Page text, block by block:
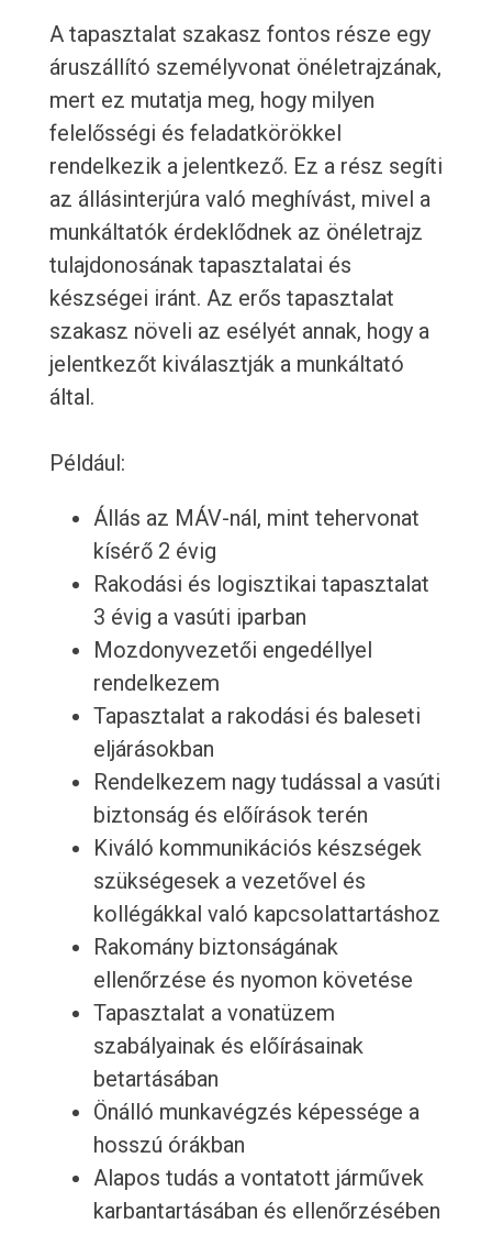
A tapasztalat szakasz fontos része egy
áruszállító személyvonat önéletrajzának,
mert ez mutatja meg, hogy milyen
felelősségi és feladatkörökkel
rendelkezik a jelentkező. Ez a rész segíti
az állásinterjúra való meghívást, mivel a
munkáltatók érdeklődnek az önéletrajz
tulajdonosának tapasztalatai és
készségei iránt. Az erős tapasztalat
szakasz növeli az esélyét annak, hogy a
jelentkezőt kiválasztják a munkáltató
által.
Például:
Állás az MÁV-nál, mint tehervonat
kísérő 2 évig
Rakodási és logisztikai tapasztalat
3 évig a vasúti iparban
Mozdonyvezetői engedéllyel
rendelkezem
Tapasztalat a rakodási és baleseti
eljárásokban
Rendelkezem nagy tudással a vasúti
biztonság és előírások terén
Kiváló kommunikációs készségek
szükségesek a vezetővel és
kollégákkal való kapcsolattartáshoz
Rakomány biztonságának
ellenőrzése és nyomon követése
Tapasztalat a vonatüzem
szabályainak és előírásainak
betartásában
Önálló munkavégzés képessége a
hosszú órákban
Alapos tudás a vontatott járművek
karbantartásában és ellenőrzésében